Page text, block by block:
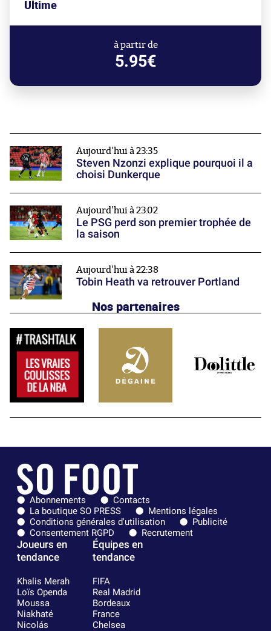
Ultime
à partir de
5.95€
Aujourd'hui à 23:35
Steven Nzonzi explique pourquoi il a
choisi Dunkerque
Aujourd'hui à 23:02
Le PSG perd son premier trophée de
la saison
Aujourd'hui à 22:38
Tobin Heath va retrouver Portland
Nos partenaires
Abonnements
Contacts
La boutique SO PRESS
Mentions légales
Conditions générales d'utilisation
Publicité
Consentement RGPD
Recrutement
Joueurs en
tendance
Khalis Merah
Loïs Openda
Moussa
Niakhaté
Nicolás
Équipes en
tendance
FIFA
Real Madrid
Bordeaux
France
Chelsea